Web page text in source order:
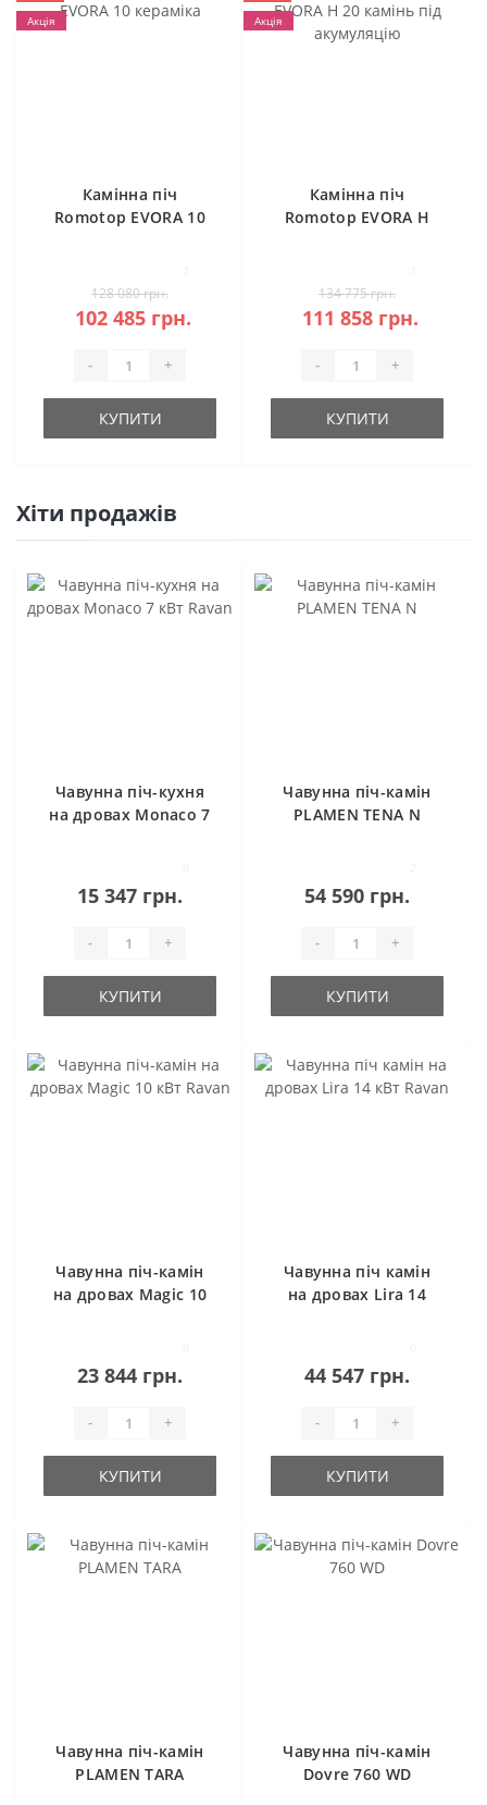
Акція
Камінна піч
Romotop EVORA 10
128 080 грн.
102 485 грн.
- +
КУПИТИ
Акція
Камінна піч
Romotop EVORA H
134 775 грн.
111 858 грн.
- +
КУПИТИ
Хіти продажів
Чавунна піч-кухня
на дровах Monaco 7
15 347 грн.
- +
КУПИТИ
Чавунна піч-камін
PLAMEN TENA N
54 590 грн.
- +
КУПИТИ
Чавунна піч-камін
на дровах Magic 10
23 844 грн.
- +
КУПИТИ
Чавунна піч камін
на дровах Lira 14
44 547 грн.
- +
КУПИТИ
Чавунна піч-камін
PLAMEN TARA
Чавунна піч-камін
Dovre 760 WD